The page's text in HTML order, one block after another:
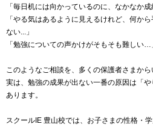
「毎日机には向かっているのに、なかなか成
「やる気はあるように見えるけれど、何か
ない...」
「勉強についての声かけがそもそも難しい…
このようなご相談を、多くの保護者さまから
実は、勉強の成果が出ない一番の原因は「
あります。
スクールIE 豊山校では、お子さまの性格・